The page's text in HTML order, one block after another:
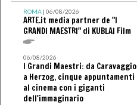
ROMA| 06/08/2026
ARTE.it media partner de "I
GRANDI MAESTRI" di KUBLAI Film
06/08/2026
I Grandi Maestri: da Caravaggio
a Herzog, cinque appuntamenti
al cinema con i giganti
dell'immaginario